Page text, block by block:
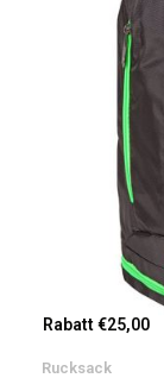
Rabatt €25,00
Rucksack